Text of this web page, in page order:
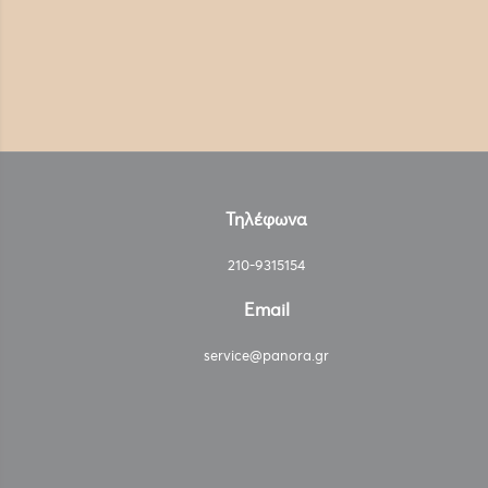
Τηλέφωνα
210-9315154
Email
service@panora.gr